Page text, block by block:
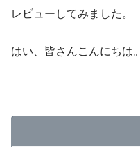
レビューしてみました。
はい、皆さんこんにちは